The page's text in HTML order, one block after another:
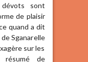
sont
de plaisir
quand a dit
de Sganarelle
sur les
résumé de